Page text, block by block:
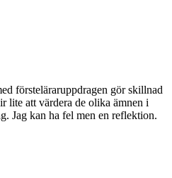
försteläraruppdragen gör skillnad
lite att värdera de olika ämnen i
Jag kan ha fel men en reflektion.